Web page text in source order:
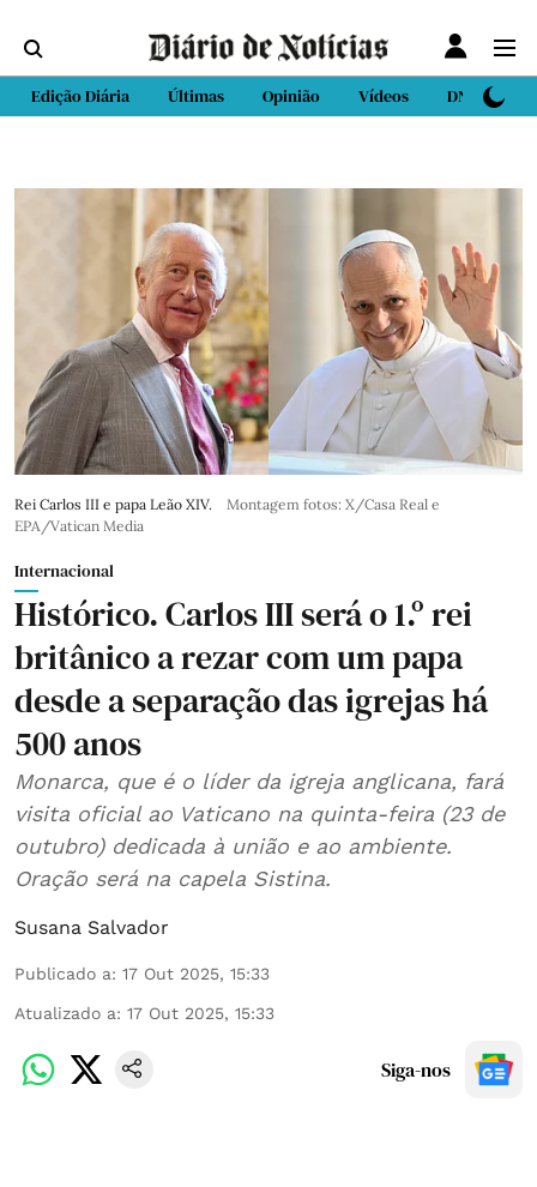
Edição Diária Últimas Opinião Vídeos DN Sport
Rei Carlos III e papa Leão XIV.
Montagem fotos: X/Casa Real e
EPA/Vatican Media
Internacional
Histórico. Carlos III será o 1.º rei
britânico a rezar com um papa
desde a separação das igrejas há
500 anos
Monarca, que é o líder da igreja anglicana, fará
visita oficial ao Vaticano na quinta-feira (23 de
outubro) dedicada à união e ao ambiente.
Oração será na capela Sistina.
Susana Salvador
Publicado a: 17 Out 2025, 15:33
Atualizado a: 17 Out 2025, 15:33
Siga-nos